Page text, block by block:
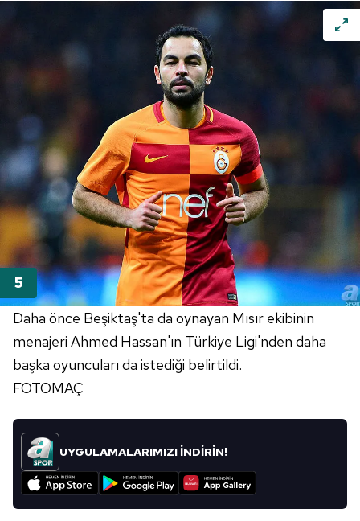
Daha önce Beşiktaş'ta da oynayan Mısır ekibinin
menajeri Ahmed Hassan'ın Türkiye Ligi'nden daha
başka oyuncuları da istediği belirtildi.
FOTOMAÇ
UYGULAMALARIMIZI İNDİRİN!